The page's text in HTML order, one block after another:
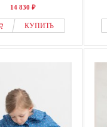
14 830 ₽
КУПИТЬ